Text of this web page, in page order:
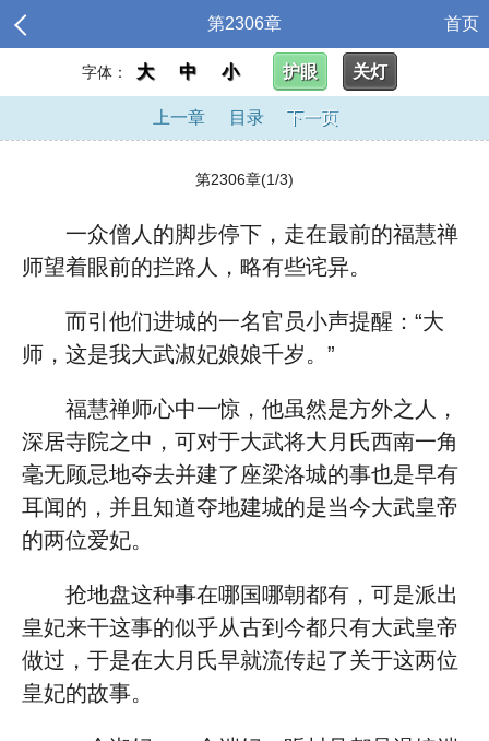
第2306章 首页
字体： 大 中 小 护眼 关灯
上一章 目录 下一页
第2306章(1/3)
一众僧人的脚步停下，走在最前的福慧禅
师望着眼前的拦路人，略有些诧异。
而引他们进城的一名官员小声提醒：“大
师，这是我大武淑妃娘娘千岁。”
福慧禅师心中一惊，他虽然是方外之人，
深居寺院之中，可对于大武将大月氏西南一角
毫无顾忌地夺去并建了座梁洛城的事也是早有
耳闻的，并且知道夺地建城的是当今大武皇帝
的两位爱妃。
抢地盘这种事在哪国哪朝都有，可是派出
皇妃来干这事的似乎从古到今都只有大武皇帝
做过，于是在大月氏早就流传起了关于这两位
皇妃的故事。